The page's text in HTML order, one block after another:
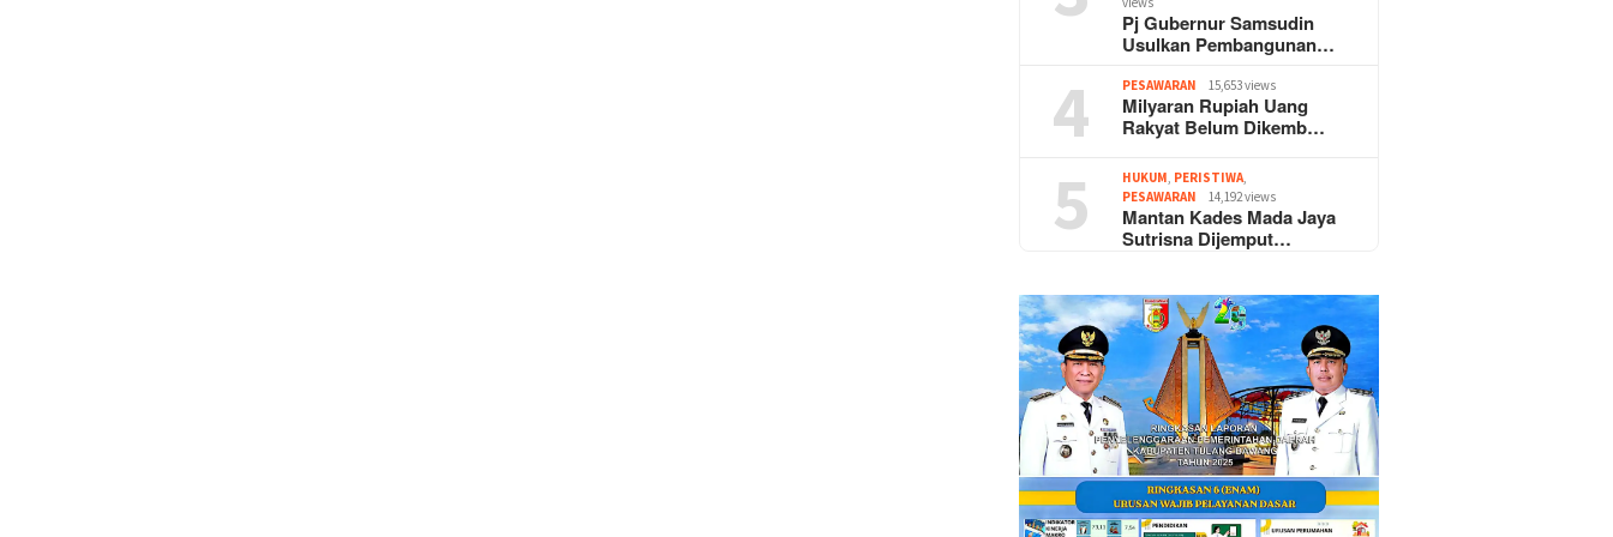
Pj Gubernur Samsudin
Usulkan Pembangunan…
4 PESAWARAN 15,653 views
Milyaran Rupiah Uang
Rakyat Belum Dikemb…
5 HUKUM PERISTIWA
PESAWARAN
14,192 views
Mantan Kades Mada Jaya
Sutrisna Dijemput…